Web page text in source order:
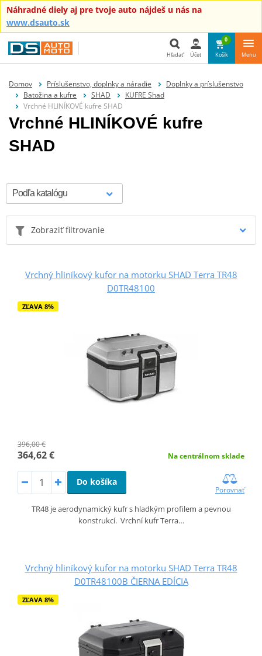
Náhradné diely aj pre tvoje auto nájdeš u nás na
www.dsauto.sk
Hľadať
Hľadať Účet
0
Košík Menu
Domov Príslušenstvo, doplnky a náradie
Doplnky a príslušenstvo
Batožina a kufre
SHAD
KUFRE Shad
Vrchné HLINÍKOVÉ kufre SHAD
Vrchné HLINÍKOVÉ kufre
SHAD
Zobraziť filtrovanie
Vrchný hliníkový kufor na motorku SHAD Terra TR48
D0TR48100
ZĽAVA 8%
396,00 €
364,62 € Na centrálnom sklade
Do košíka
Porovnať
TR48 je aerodynamický kufr s hladkým profilem a pevnou
konstrukcí. Vrchní kufr Terra…
Vrchný hliníkový kufor na motorku SHAD Terra TR48
D0TR48100B ČIERNA EDÍCIA
ZĽAVA 8%